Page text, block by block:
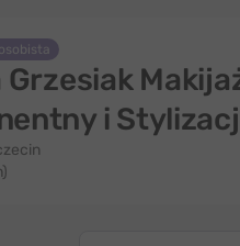
Grzesiak
i